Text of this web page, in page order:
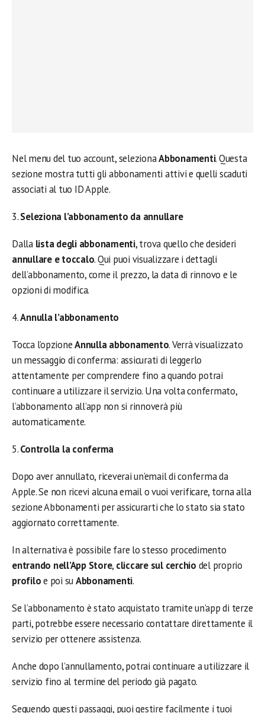
Nel menu del tuo account, selezionaAbbonamenti. Questa
sezione mostra tutti gli abbonamenti attivi e quelli scaduti
associati al tuo ID Apple.
3.Seleziona l’abbonamento da annullare
Dalla lista degli abbonamenti, trova quello che desideri
annullare e toccalo. Qui puoi visualizzare i dettagli
dell’abbonamento, come il prezzo, la data di rinnovo e le
opzioni di modifica.
4.Annulla l’abbonamento
Tocca l’opzioneAnnulla abbonamento. Verrà visualizzato
un messaggio di conferma: assicurati di leggerlo
attentamente per comprendere fino a quando potrai
continuare a utilizzare il servizio. Una volta confermato,
l’abbonamento all’app non si rinnoverà più
automaticamente.
5.Controlla la conferma
Dopo aver annullato, riceverai un’email di conferma da
Apple. Se non ricevi alcuna email o vuoi verificare, torna alla
sezione Abbonamenti per assicurarti che lo stato sia stato
aggiornato correttamente.
In alternativa è possibile fare lo stesso procedimento
entrando nell’App Store, cliccare sul cerchio del proprio
profiloe poi suAbbonamenti.
Se l’abbonamento è stato acquistato tramite un’app di terze
parti, potrebbe essere necessario contattare direttamente il
servizio per ottenere assistenza.
Anche dopo l’annullamento, potrai continuare a utilizzare il
servizio fino al termine del periodo già pagato.
Seguendo questi passaggi, puoi gestire facilmente i tuoi